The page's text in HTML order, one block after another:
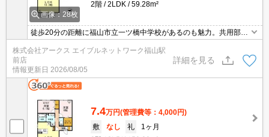
画像：28枚
2階
2LDK 59.28m²
徒歩20分の距離に福山市立一ツ橋中学校があるのも魅力。共用部に
は敷地内ごみ置き場・オール電化などが揃っております。収納はシ
ューズボックス・ウォークインクロゼットなどが備え付けられてい
るので、衣類や日用品の収納に重宝します。アパートタイプのお部
屋です。
株式会社アークス エイブルネットワーク福山駅
前店
情報更新日 2026/08/05
詳細を見る
7.4万円(管理費等：4,000円)
敷
なし 礼
1ヶ月